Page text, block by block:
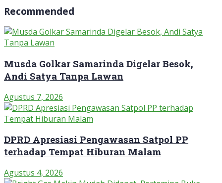
Recommended
Musda Golkar Samarinda Digelar Besok,
Andi Satya Tanpa Lawan
Agustus 7, 2026
DPRD Apresiasi Pengawasan Satpol PP
terhadap Tempat Hiburan Malam
Agustus 4, 2026